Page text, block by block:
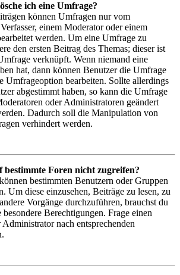
ich eine Umfrage?
können Umfragen nur vom
einem Moderator oder einem
werden. Um eine Umfrage zu
den ersten Beitrag des Themas; dieser ist
verknüpft. Wenn niemand eine
hat, dann können Benutzer die Umfrage
Umfrageoption bearbeiten. Sollte allerdings
abgestimmt haben, so kann die Umfrage
oder Administratoren geändert
Dadurch soll die Manipulation von
verhindert werden.
Foren nicht zugreifen?
bestimmten Benutzern oder Gruppen
Um diese einzusehen, Beiträge zu lesen, zu
Vorgänge durchzuführen, brauchst du
Berechtigungen. Frage einen
nach entsprechenden